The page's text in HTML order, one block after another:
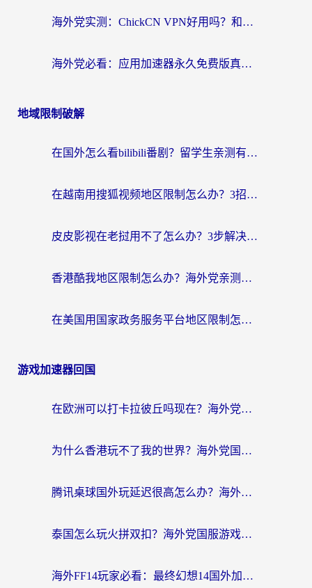
海外党实测：ChickCN VPN好用吗？和OurPlay VPN对比哪个回国效果更好？附避坑指南
海外党必看：应用加速器永久免费版真的靠谱吗？教你选对回国加速器无缝刷国内资源
地域限制破解
在国外怎么看bilibili番剧？留学生亲测有效的地域限制突破指南（附酷我酷狗音乐解决方法）
在越南用搜狐视频地区限制怎么办？3招解决海外看国内剧难题（附西瓜视频CCTV观看技巧）
皮皮影视在老挝用不了怎么办？3步解决海外看国内影视&财经的痛点
香港酷我地区限制怎么办？海外党亲测有效的回国加速方案来了
在美国用国家政务服务平台地区限制怎么办？海外华人必备的突破攻略（附追剧看片技巧）
游戏加速器回国
在欧洲可以打卡拉彼丘吗现在？海外党国服游戏加速器终极避坑指南
为什么香港玩不了我的世界？海外党国服游戏加速终极解决方案
腾讯桌球国外玩延迟很高怎么办？海外党亲测有效的国服游戏加速指南
泰国怎么玩火拼双扣？海外党国服游戏加速终极指南（附暗区突围植物大战僵尸实测）
海外FF14玩家必看：最终幻想14国外加速器下载安装全攻略+卡顿解决秘籍